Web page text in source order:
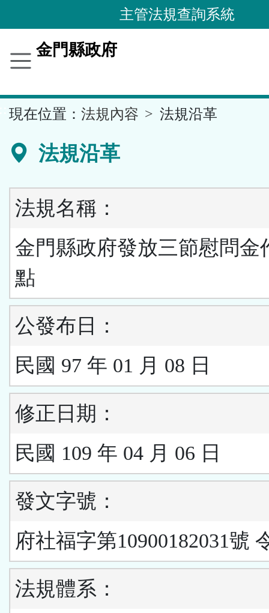
到
要
容
區
主管法規查詢系統
金門縣政府
現在位置： 法規內容 法規沿革
法規沿革
法規名稱：
金門縣政府發放三節慰問金
點
公發布日：
民國 97 年 01 月 08 日
修正日期：
民國 109 年 04 月 06 日
發文字號：
府社福字第10900182031號
法規體系：